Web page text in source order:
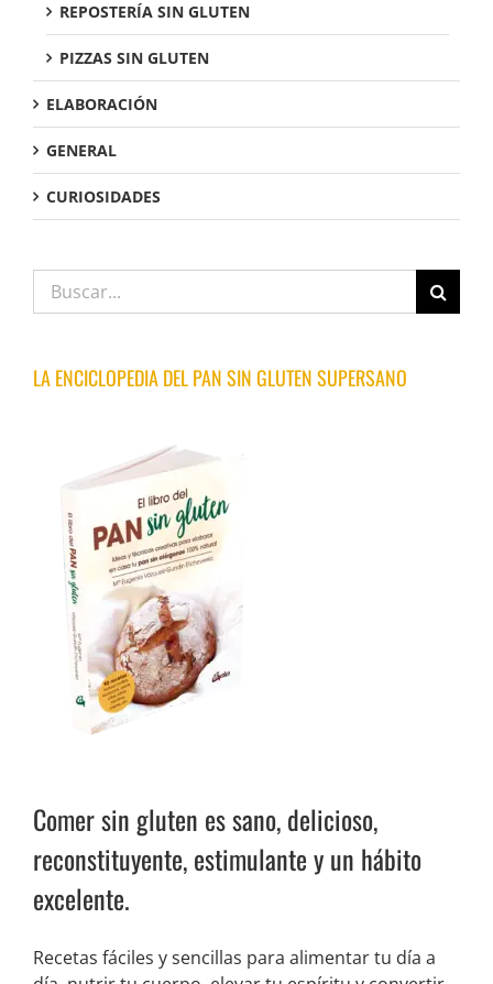
REPOSTERÍA SIN GLUTEN
PIZZAS SIN GLUTEN
ELABORACIÓN
GENERAL
CURIOSIDADES
Buscar:
LA ENCICLOPEDIA DEL PAN SIN GLUTEN SUPERSANO
Comer sin gluten es sano, delicioso,
reconstituyente, estimulante y un hábito
excelente.
Recetas fáciles y sencillas para alimentar tu día a